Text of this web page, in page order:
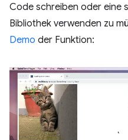
Code schreiben oder eine
Bibliothek verwenden zu
Demo der Funktion: